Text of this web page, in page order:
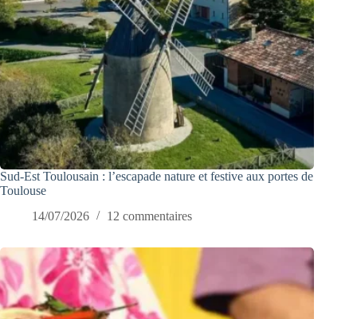
Sud-Est Toulousain : l’escapade nature et festive aux portes de
Toulouse
14/07/2026
12 commentaires